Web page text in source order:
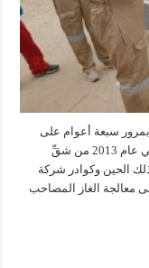
سبعة أعوام على
تأسيسها شركة عراقية رصينة تمكنتْ منذ نشأتها في عام 2013 من شقِّ
الحين وكوادر شركة
معالجة الغاز المصاحب